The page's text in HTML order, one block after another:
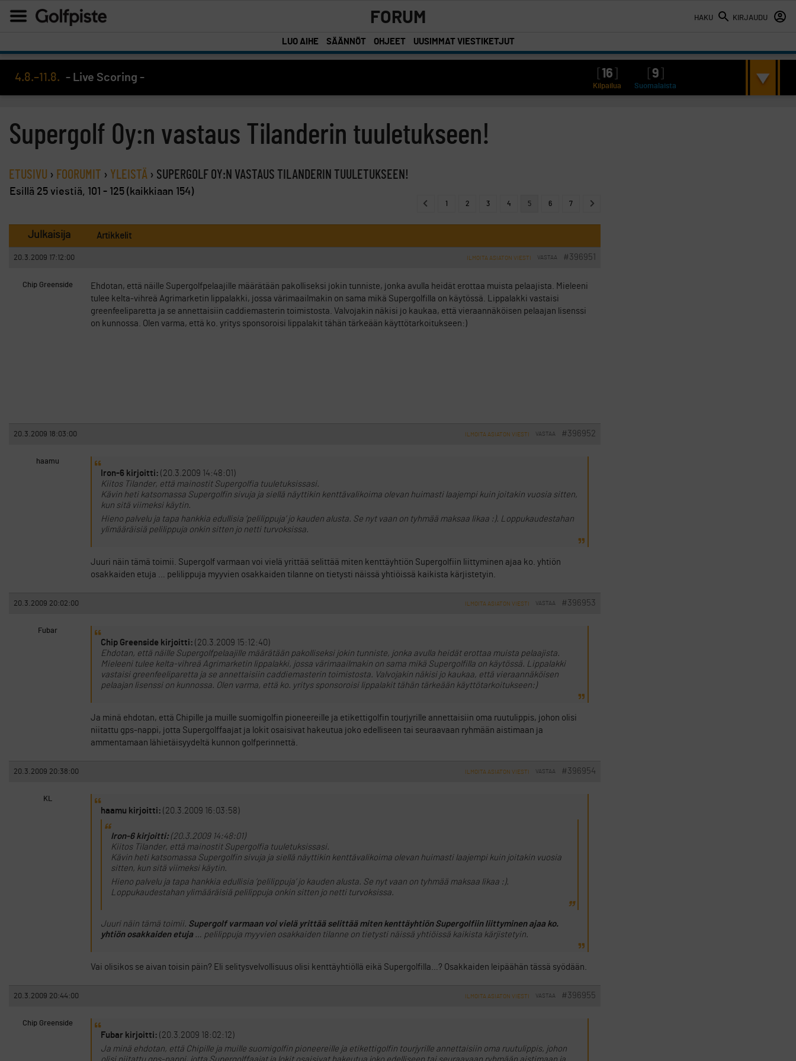
HAKU KIRJAUDU
FORUM
LUO AIHE SÄÄNNÖT OHJEET UUSIMMAT VIESTIKETJUT
4.8.–11.8. - Live Scoring - 16 9
Kilpailua Suomalaista
Supergolf Oy:n vastaus Tilanderin tuuletukseen!
ETUSIVU › FOORUMIT › YLEISTÄ › SUPERGOLF OY:N VASTAUS TILANDERIN TUULETUKSEEN!
Esillä 25 viestiä, 101 - 125 (kaikkiaan 154)
1 2 3 4 5 6 7
Julkaisija Artikkelit
20.3.2009 17:12:00 #396951
VASTAA
ILMOITA ASIATON VIESTI
Chip Greenside
Ehdotan, että näille Supergolfpelaajille määrätään pakolliseksi jokin tunniste, jonka avulla heidät erottaa muista pelaajista. Mieleeni
tulee kelta-vihreä Agrimarketin lippalakki, jossa värimaailmakin on sama mikä Supergolfilla on käytössä. Lippalakki vastaisi
greenfeeliparetta ja se annettaisiin caddiemasterin toimistosta. Valvojakin näkisi jo kaukaa, että vieraannäköisen pelaajan lisenssi
on kunnossa. Olen varma, että ko. yritys sponsoroisi lippalakit tähän tärkeään käyttötarkoitukseen:)
20.3.2009 18:03:00 #396952
VASTAA
ILMOITA ASIATON VIESTI
haamu
Iron-6 kirjoitti: (20.3.2009 14:48:01)
Kiitos Tilander, että mainostit Supergolfia tuuletuksissasi.
Kävin heti katsomassa Supergolfin sivuja ja siellä näyttikin kenttävalikoima olevan huimasti laajempi kuin joitakin vuosia sitten,
kun sitä viimeksi käytin.
Hieno palvelu ja tapa hankkia edullisia ’pelilippuja’ jo kauden alusta. Se nyt vaan on tyhmää maksaa likaa :). Loppukaudestahan
ylimääräisiä pelilippuja onkin sitten jo netti turvoksissa.
Juuri näin tämä toimii. Supergolf varmaan voi vielä yrittää selittää miten kenttäyhtiön Supergolfiin liittyminen ajaa ko. yhtiön
osakkaiden etuja … pelilippuja myyvien osakkaiden tilanne on tietysti näissä yhtiöissä kaikista kärjistetyin.
20.3.2009 20:02:00 #396953
VASTAA
ILMOITA ASIATON VIESTI
Fubar
Chip Greenside kirjoitti: (20.3.2009 15:12:40)
Ehdotan, että näille Supergolfpelaajille määrätään pakolliseksi jokin tunniste, jonka avulla heidät erottaa muista pelaajista.
Mieleeni tulee kelta-vihreä Agrimarketin lippalakki, jossa värimaailmakin on sama mikä Supergolfilla on käytössä. Lippalakki
vastaisi greenfeeliparetta ja se annettaisiin caddiemasterin toimistosta. Valvojakin näkisi jo kaukaa, että vieraannäköisen
pelaajan lisenssi on kunnossa. Olen varma, että ko. yritys sponsoroisi lippalakit tähän tärkeään käyttötarkoitukseen:)
Ja minä ehdotan, että Chipille ja muille suomigolfin pioneereille ja etikettigolfin tourjyrille annettaisiin oma ruutulippis, johon olisi
niitattu gps-nappi, jotta Supergolffaajat ja lokit osaisivat hakeutua joko edelliseen tai seuraavaan ryhmään aistimaan ja
ammentamaan lähietäisyydeltä kunnon golfperinnettä.
20.3.2009 20:38:00 #396954
VASTAA
ILMOITA ASIATON VIESTI
KL
haamu kirjoitti: (20.3.2009 16:03:58)
Iron-6 kirjoitti:(20.3.2009 14:48:01)
Kiitos Tilander, että mainostit Supergolfia tuuletuksissasi.
Kävin heti katsomassa Supergolfin sivuja ja siellä näyttikin kenttävalikoima olevan huimasti laajempi kuin joitakin vuosia
sitten, kun sitä viimeksi käytin.
Hieno palvelu ja tapa hankkia edullisia ’pelilippuja’ jo kauden alusta. Se nyt vaan on tyhmää maksaa likaa :).
Loppukaudestahan ylimääräisiä pelilippuja onkin sitten jo netti turvoksissa.
Juuri näin tämä toimii. Supergolf varmaan voi vielä yrittää selittää miten kenttäyhtiön Supergolfiin liittyminen ajaa ko.
yhtiön osakkaiden etuja … pelilippuja myyvien osakkaiden tilanne on tietysti näissä yhtiöissä kaikista kärjistetyin.
Vai olisikos se aivan toisin päin? Eli selitysvelvollisuus olisi kenttäyhtiöllä eikä Supergolfilla…? Osakkaiden leipäähän tässä syödään.
20.3.2009 20:44:00 #396955
VASTAA
ILMOITA ASIATON VIESTI
Chip Greenside
Fubar kirjoitti: (20.3.2009 18:02:12)
Ja minä ehdotan, että Chipille ja muille suomigolfin pioneereille ja etikettigolfin tourjyrille annettaisiin oma ruutulippis, johon